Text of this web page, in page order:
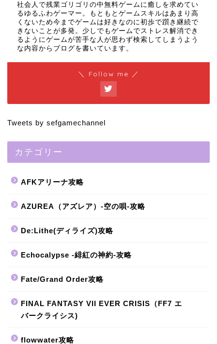
社会人で残業ゴリゴリの中無料ゲームに癒しを求めてい
るゆるふわゲーマー。もともとゲームスキルはあまり高
くないため今までゲームは好きなのに初歩で躓き継続で
きないことが多発。少しでもゲームでストレス解消でき
るようにゲームが苦手な人が思わず検索してしまうよう
な内容からブログを書いています。
＼ Follow me ／
Tweets by sefgamechannel
カテゴリー
AFKアリーナ攻略
AZUREA（アズレア）-空の唄-攻略
De:Lithe(ディライズ)攻略
Echocalypse -緋紅の神約-攻略
Fate/Grand Order攻略
FINAL FANTASY VII EVER CRISIS（FF7 エ
バークライシス)
flowwater攻略